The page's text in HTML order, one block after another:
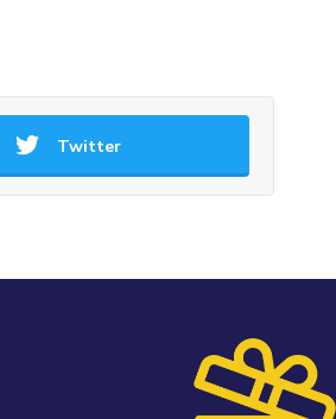
Twitter